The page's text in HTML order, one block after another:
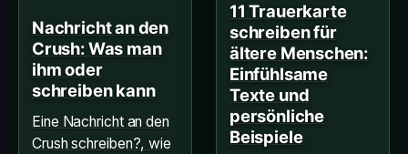
Nachricht an den
Crush: Was man
ihm oder
schreiben kann
Eine Nachricht an den
Crush schreiben?, wie
11 Trauerkarte
schreiben für
ältere Menschen:
Einfühlsame
Texte und
persönliche
Beispiele